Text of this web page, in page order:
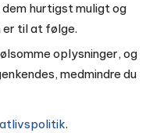
hurtigst muligt og
er til at følge.
oplysninger, og
medmindre du
.